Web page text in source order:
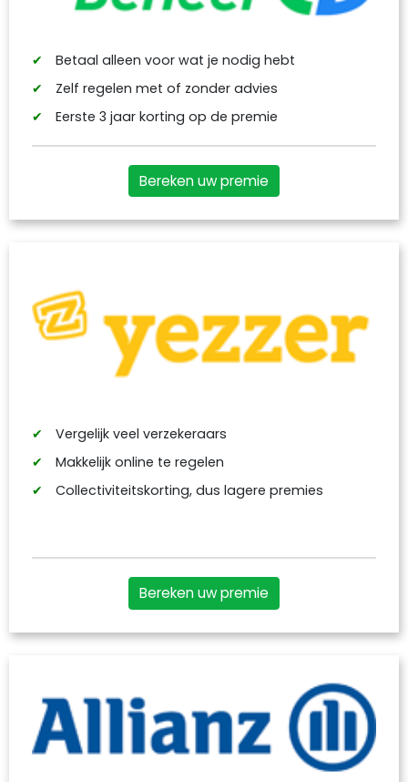
Betaal alleen voor wat je nodig hebt
Zelf regelen met of zonder advies
Eerste 3 jaar korting op de premie
Bereken uw premie
Vergelijk veel verzekeraars
Makkelijk online te regelen
Collectiviteitskorting, dus lagere premies
Bereken uw premie